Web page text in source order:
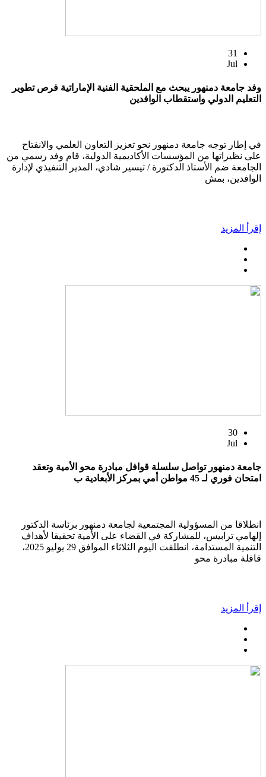
31
Jul
وفد جامعة دمنهور يبحث مع الملحقية الفنية الإماراتية فرص تطوير
التعليم الدولي واستقطاب الوافدين
في إطار توجه جامعة دمنهور نحو تعزيز التعاون العلمي والانفتاح
على نظيراتها من المؤسسات الأكاديمية الدولية، قام وفد رسمي من
الجامعة ضم الأستاذ الدكتورة / تيسير شادي، المدير التنفيذي لإدارة
الوافدين، بمش
إقرأ المزيد
30
Jul
جامعة دمنهور تواصل سلسلة قوافل مبادرة محو الأمية وتعقد
امتحان فوري لـ 45 مواطن أمي بمركز الأبعادية ب
انطلاقا من المسؤولية المجتمعية لجامعة دمنهور برئاسة الدكتور
إلهامي ترابيس، للمشاركة في القضاء على الأمية تحقيقا لأهداف
التنمية المستدامة، انطلقت اليوم الثلاثاء الموافق 29 يوليو 2025،
قافلة مبادرة محو
إقرأ المزيد